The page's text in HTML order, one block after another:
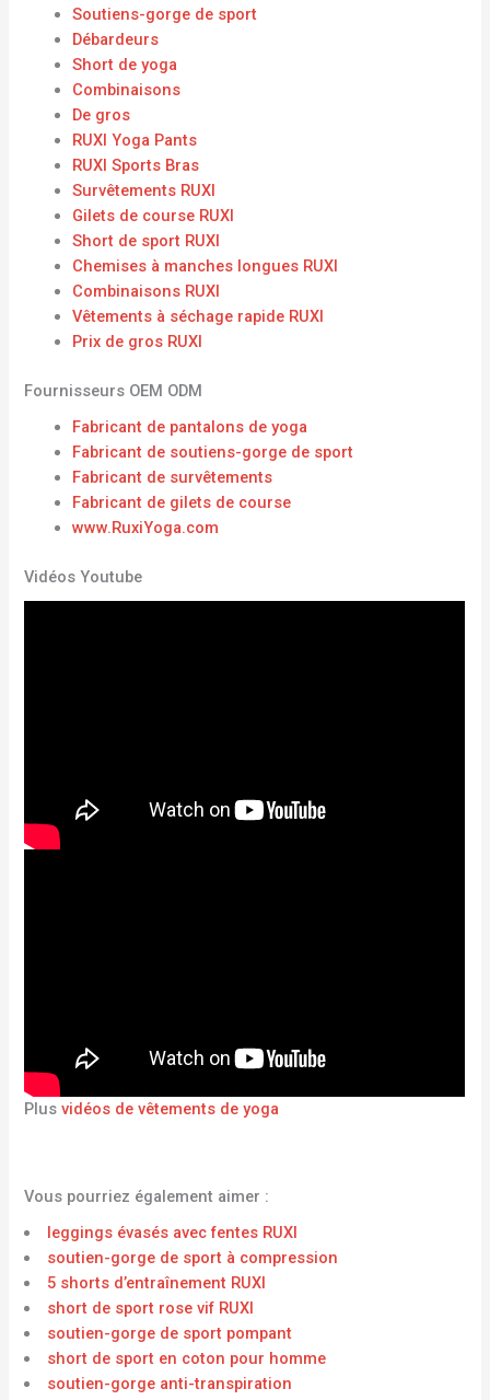
Soutiens-gorge de sport
Débardeurs
Short de yoga
Combinaisons
De gros
RUXI Yoga Pants
RUXI Sports Bras
Survêtements RUXI
Gilets de course RUXI
Short de sport RUXI
Chemises à manches longues RUXI
Combinaisons RUXI
Vêtements à séchage rapide RUXI
Prix ​​de gros RUXI
Fournisseurs OEM ODM
Fabricant de pantalons de yoga
Fabricant de soutiens-gorge de sport
Fabricant de survêtements
Fabricant de gilets de course
www.RuxiYoga.com
Vidéos Youtube
Plusvidéos de vêtements de yoga
Vous pourriez également aimer :
leggings évasés avec fentes RUXI
soutien-gorge de sport à compression
5 shorts d’entraînement RUXI
short de sport rose vif RUXI
soutien-gorge de sport pompant
short de sport en coton pour homme
soutien-gorge anti-transpiration